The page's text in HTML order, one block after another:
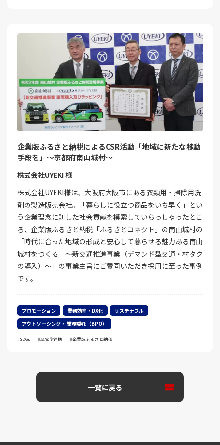
企業版ふるさと納税によるCSR活動「地域に新たな移動
手段を」～京都府南山城村～
株式会社UYEKI 様
株式会社UYEKI様は、大阪府大阪市にある衣類用・掃除用洗
剤の製造販売会社。「暮らしに役立つ商品をいち早く」とい
う企業理念に則した社会貢献を模索していらっしゃったとこ
ろ、企業版ふるさと納税「ふるさとコネクト」の南山城村の
「時代に合った地域の形成と安心して暮らせる魅力ある南山
城村をつくる ～新交通推進事業（デマンド型交通・村タク
の導入）～」の事業主旨にご賛同いただき採用に至った事例
です。
プロモーション 業務効率・DX化
サステナブル
アウトソーシング・ 業務委託（BPO）
SDGs 産官学連携 企業版ふるさと納税
一覧に戻る